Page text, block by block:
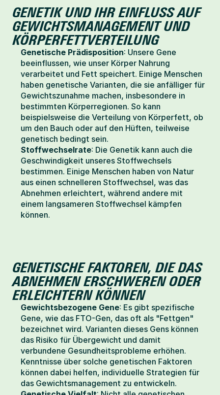
GENETIK UND IHR EINFLUSS AUF
GEWICHTSMANAGEMENT UND
KÖRPERFETTVERTEILUNG
Genetische Prädisposition: Unsere Gene
beeinflussen, wie unser Körper Nahrung
verarbeitet und Fett speichert. Einige Menschen
haben genetische Varianten, die sie anfälliger für
Gewichtszunahme machen, insbesondere in
bestimmten Körperregionen. So kann
beispielsweise die Verteilung von Körperfett, ob
um den Bauch oder auf den Hüften, teilweise
genetisch bedingt sein.
Stoffwechselrate: Die Genetik kann auch die
Geschwindigkeit unseres Stoffwechsels
bestimmen. Einige Menschen haben von Natur
aus einen schnelleren Stoffwechsel, was das
Abnehmen erleichtert, während andere mit
einem langsameren Stoffwechsel kämpfen
können.
GENETISCHE FAKTOREN, DIE DAS
ABNEHMEN ERSCHWEREN ODER
ERLEICHTERN KÖNNEN
Gewichtsbezogene Gene: Es gibt spezifische
Gene, wie das FTO-Gen, das oft als "Fettgen"
bezeichnet wird. Varianten dieses Gens können
das Risiko für Übergewicht und damit
verbundene Gesundheitsprobleme erhöhen.
Kenntnisse über solche genetischen Faktoren
können dabei helfen, individuelle Strategien für
das Gewichtsmanagement zu entwickeln.